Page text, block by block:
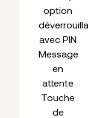
option
avec PIN
Message
en
attente
Touche
de